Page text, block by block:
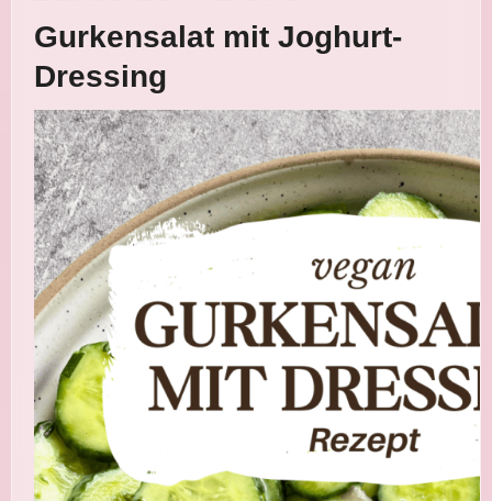
Gurkensalat mit Joghurt-
Dressing